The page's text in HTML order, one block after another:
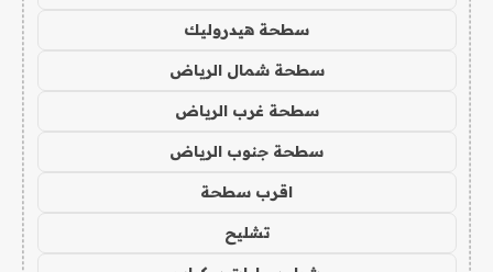
سطحة هيدروليك
سطحة شمال الرياض
سطحة غرب الرياض
سطحة جنوب الرياض
اقرب سطحة
تشليح